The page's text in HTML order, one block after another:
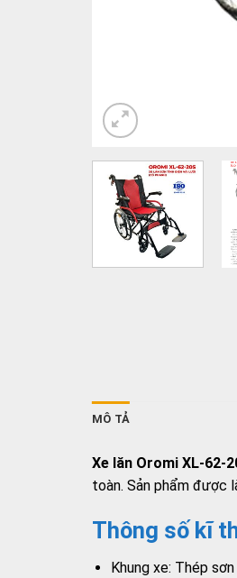
MÔ TẢ
Xe lăn Oromi XL-62-
toàn. Sản phẩm được
Thông số kĩ
Khung xe: Thép